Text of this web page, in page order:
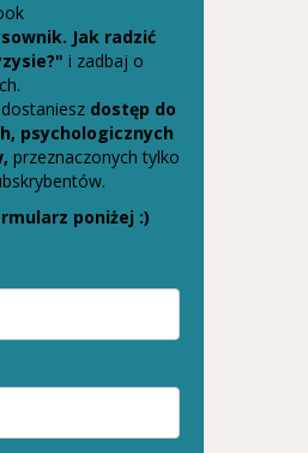
Jak radzić
i zadbaj o
dostęp do
psychologicznych
przeznaczonych tylko
poniżej :)